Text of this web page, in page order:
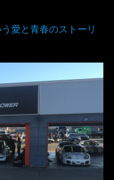
愛と青春のストーリ